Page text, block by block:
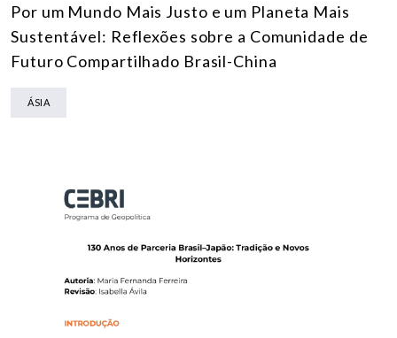
Por um Mundo Mais Justo e um Planeta Mais
Sustentável: Reflexões sobre a Comunidade de
Futuro Compartilhado Brasil-China
ÁSIA